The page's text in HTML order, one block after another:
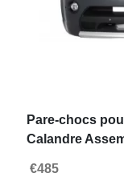
Pare-chocs
Calandre
€485